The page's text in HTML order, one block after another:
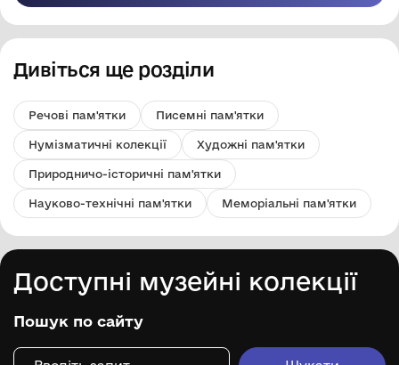
Дивіться ще розділи
Речові пам'ятки Писемні пам'ятки
Нумізматичні колекції Художні пам'ятки
Природничо-історичні пам'ятки
Науково-технічні пам'ятки Меморіальні пам'ятки
Доступні музейні колекції
Пошук по сайту